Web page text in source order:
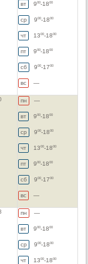
вт 900 -1800
ср 900 -1800
чт 1300 -1800
пт 900 -1800
сб 900 -1700
вс —
пн —
вт 900 -1800
ср 900 -1800
чт 1300 -1800
пт 900 -1800
сб 900 -1700
вс —
пн —
вт 900 -1800
ср 900 -1800
чт 1300 -1800